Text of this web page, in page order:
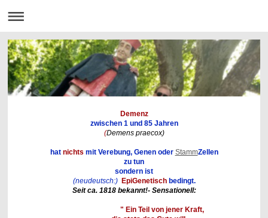
Demenz
zwischen 1 und 85 Jahren
(Demens praecox)
hat nichts mit Verebung, Genen oder StammZellen
zu tun
sondern ist
(neudeutsch:) EpiGenetisch bedingt.
Seit ca. 1818 bekannt!- Sensationell:
" Ein Teil von jener Kraft,